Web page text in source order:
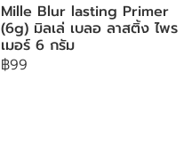
Mille Blur lasting Primer
(6g) มิลเล่ เบลอ ลาสติ้ง ไพร
เมอร์ 6 กรัม
฿99